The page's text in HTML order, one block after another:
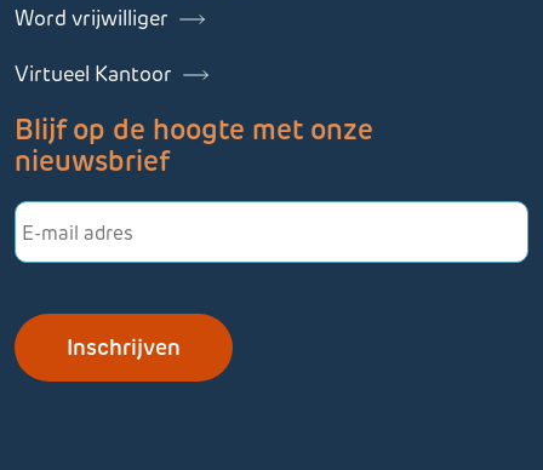
Word vrijwilliger
Virtueel Kantoor
Blijf op de hoogte met onze
nieuwsbrief
E-
mailadres